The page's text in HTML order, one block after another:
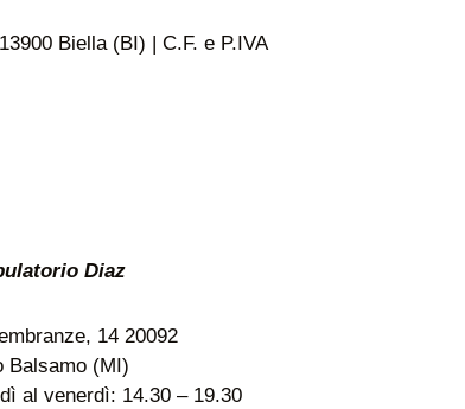
Biella (BI) | C.F. e P.IVA
Diaz
14 20092
Balsamo (MI)
al venerdì: 14.30 – 19.30